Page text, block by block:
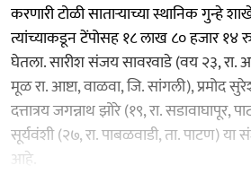
करणारी टोळी साताऱ्याच्या स्थानिक गुन्हे
त्यांच्याकडून टेंपोसह १८ लाख ८० हजार १४
घेतला. सारीश संजय सावरवाडे (वय २३, रा.
मूळ रा. आष्टा, वाळवा, जि. सांगली), प्रमोद
दत्तात्रय जगन्नाथ झोरे (१९, रा. सडावाघापूर,
सूर्यवंशी (२७, रा. पाबळवाडी, ता. पाटण)
आहे.